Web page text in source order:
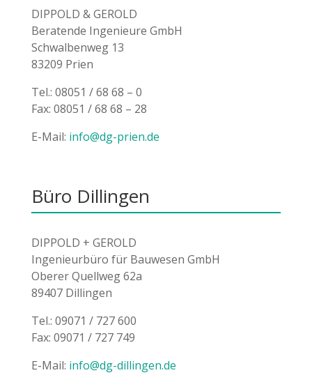
DIPPOLD & GEROLD
Beratende Ingenieure GmbH
Schwalbenweg 13
83209 Prien
Tel.: 08051 / 68 68 – 0
Fax: 08051 / 68 68 – 28
E-Mail: info@dg-prien.de
Büro Dillingen
DIPPOLD + GEROLD
Ingenieurbüro für Bauwesen GmbH
Oberer Quellweg 62a
89407 Dillingen
Tel.: 09071 / 727 600
Fax: 09071 / 727 749
E-Mail: info@dg-dillingen.de